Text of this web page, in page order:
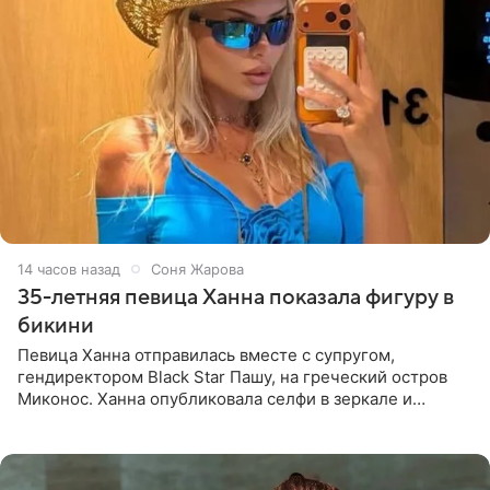
14 часов назад Соня Жарова
35-летняя певица Ханна показала фигуру в
бикини
Певица Ханна отправилась вместе с супругом,
гендиректором Black Star Пашу, на греческий остров
Миконос. Ханна опубликовала селфи в зеркале и